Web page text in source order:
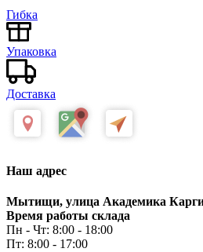
Гибка
Упаковка
Доставка
Наш адрес
Мытищи, улица Академика
Время работы склада
Пн - Чт: 8:00 - 18:00
Пт: 8:00 - 17:00